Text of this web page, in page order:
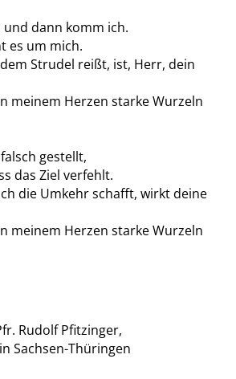
und dann komm ich.
es um mich.
Strudel reißt, ist, Herr, dein
meinem Herzen starke Wurzeln
gestellt,
das Ziel verfehlt.
die Umkehr schafft, wirkt deine
meinem Herzen starke Wurzeln
Rudolf Pfitzinger,
Sachsen-Thüringen